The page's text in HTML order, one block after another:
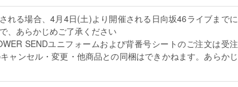
れる場合、4月4日(土)より開催される日向坂46ライブまでに
、あらかじめご了承ください
SENDユニフォームおよび背番号シートのご注文は受注
ャンセル・変更・他商品との同梱はできかねます。あらかじ